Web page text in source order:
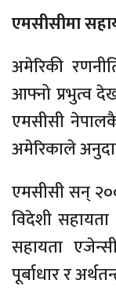
एमसीसीमा
अमेरिकी
आफ्नो प्रभुत्व
एमसीसी
अमेरिकाले
एमसीसी सन्
विदेशी
सहायता
पूर्बाधार र